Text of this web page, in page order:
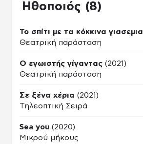
Ηθοποιός (8)
Το σπίτι με τα κόκκινα γιασεμια
Θεατρική παράσταση
Ο εγωιστής γίγαντας (2021)
Θεατρική παράσταση
Σε ξένα χέρια (2021)
Τηλεοπτική Σειρά
Sea you (2020)
Μικρού μήκους